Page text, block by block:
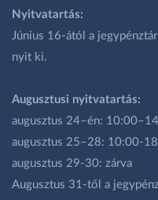
Nyitvatartás:
Június 16-ától a
nyit ki.
Augusztusi nyitvatartás:
augusztus 24–én:
augusztus 25–28: 10:00-
augusztus 29-30: zárva
Augusztus 31-től a